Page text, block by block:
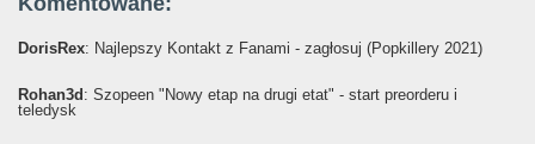
DorisRex: Najlepszy Kontakt z Fanami - zagłosuj (Popkillery 2021)
Rohan3d : Szopeen "Nowy etap na drugi etat" - start preorderu i
teledysk